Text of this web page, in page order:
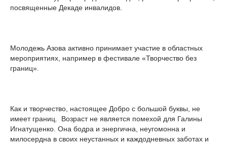
посвященные Декаде инвалидов.
Молодежь Азова активно принимает участие в областных
мероприятиях, например в фестивале «Творчество без
границ».
Как и творчество, настоящее Добро с большой буквы, не
имеет границ. Возраст не является помехой для Галины
Игнатущенко. Она бодра и энергична, неугомонна и
милосердна в своих неустанных и каждодневных заботах и